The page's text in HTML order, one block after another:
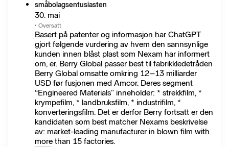
småbolagsentusiasten
30. mai
· Oversatt
Basert på patenter og informasjon har ChatGPT
gjort følgende vurdering av hvem den sannsynlige
kunden innen blåst plast som Nexam har informert
om, er. Berry Global passer best til fabrikkledetråden
Berry Global omsatte omkring 12–13 milliarder
USD før fusjonen med Amcor. Deres segment
“Engineered Materials” inneholder: * strekkfilm, *
krympefilm, * landbruksfilm, * industrifilm, *
konverteringsfilm. Det er derfor Berry fortsatt er den
kandidaten som best matcher Nexams beskrivelse
av: market-leading manufacturer in blown film with
more than 15 factories.